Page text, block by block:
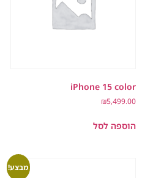
iPhone 15 color
₪5,499.00
הוספה לסל
מבצע!